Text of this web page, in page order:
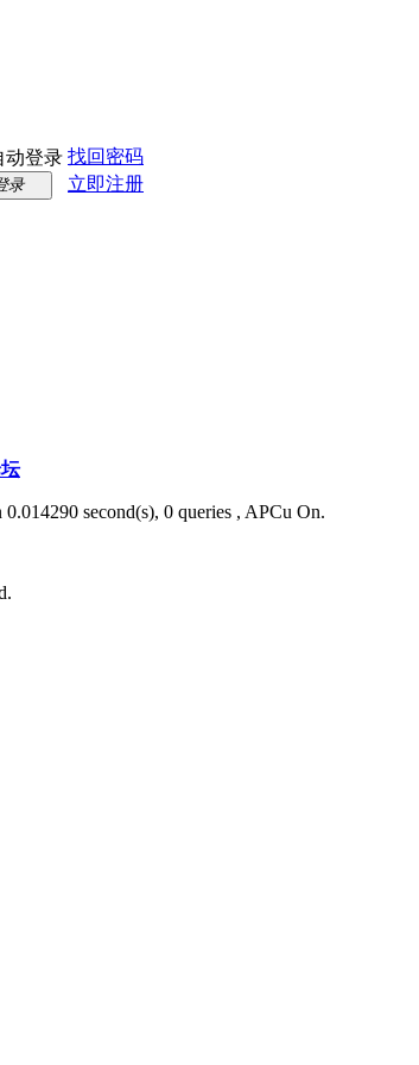
动登录 找回密码
录 立即注册
0.014290 second(s), 0 queries , APCu On.